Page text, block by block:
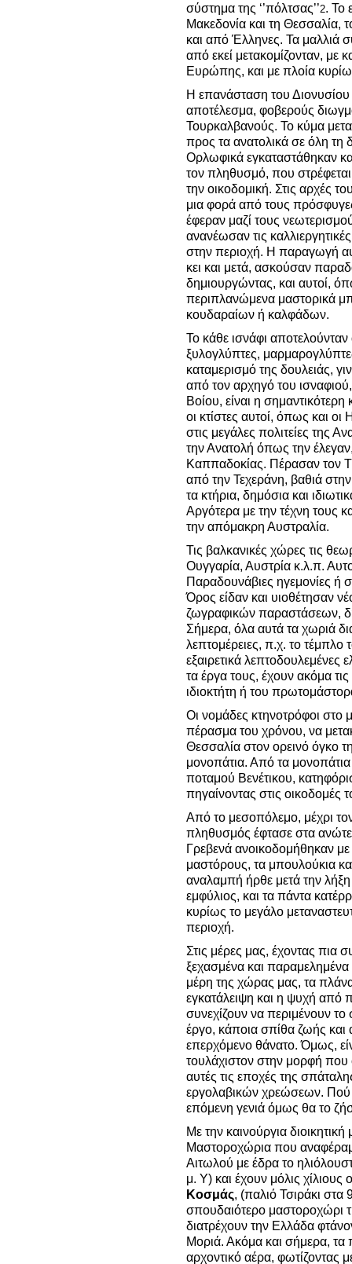
σύστημα της ‘’πόλτσας’’2. Το
Μακεδονία και τη
και από Έλληνες. Τα μαλλιά
από εκεί μετακομίζονταν, με
Ευρώπης, και με πλοία
Η επανάσταση του
αποτέλεσμα, φοβερούς
Τουρκαλβανούς. Το κύμα
προς τα ανατολικά σε όλη τη
Ορλωφικά εγκαταστάθηκαν
τον πληθυσμό, που
την οικοδομική. Στις αρχές
μια φορά από τους
έφεραν μαζί τους
ανανέωσαν τις
στην περιοχή. Η παραγωγή
κει και μετά, ασκούσαν
δημιουργώντας, και αυτοί,
περιπλανώμενα μαστορικά
κουδαραίων ή καλφάδων.
Το κάθε ισνάφι
ξυλογλύπτες,
καταμερισμό της δουλειάς,
από τον αρχηγό του
Βοίου, είναι η
οι κτίστες αυτοί, όπως και
στις μεγάλες πολιτείες της
την Ανατολή όπως την
Καππαδοκίας. Πέρασαν τον
από την Τεχεράνη, βαθιά
τα κτήρια, δημόσια και
Αργότερα με την τέχνη τους
την απόμακρη Αυστραλία.
Τις βαλκανικές χώρες τις
Ουγγαρία, Αυστρία κ.λ.π.
Παραδουνάβιες ηγεμονίες ή
Όρος είδαν και υιοθέτησαν
ζωγραφικών παραστάσεων,
Σήμερα, όλα αυτά τα χωριά
λεπτομέρειες, π.χ. το
εξαιρετικά
τα έργα τους, έχουν ακόμα
ιδιοκτήτη ή του
Οι νομάδες κτηνοτρόφοι στο
πέρασμα του χρόνου, να
Θεσσαλία στον ορεινό όγκο
μονοπάτια. Από τα
ποταμού Βενέτικου,
πηγαίνοντας στις οικοδομές
Από το μεσοπόλεμο, μέχρι
πληθυσμός έφτασε στα
Γρεβενά ανοικοδομήθηκαν
μαστόρους, τα μπουλούκια
αναλαμπή ήρθε μετά την
εμφύλιος, και τα πάντα
κυρίως το μεγάλο
περιοχή.
Στις μέρες μας, έχοντας πια
ξεχασμένα και
μέρη της χώρας μας, τα
εγκατάλειψη και η ψυχή από
συνεχίζουν να περιμένουν το
έργο, κάποια σπίθα ζωής
επερχόμενο θάνατο. Όμως,
τουλάχιστον στην μορφή που
αυτές τις εποχές της
εργολαβικών χρεώσεων. Πού
επόμενη γενιά όμως θα το
Με την καινούργια
Μαστοροχώρια που
Αιτωλού με έδρα το
μ. Υ) και έχουν μόλις
Κοσμάς, (παλιό Τσιράκι στα
σπουδαιότερο μαστοροχώρι
διατρέχουν την Ελλάδα
Μοριά. Ακόμα και σήμερα, τα
αρχοντικό αέρα, φωτίζοντας